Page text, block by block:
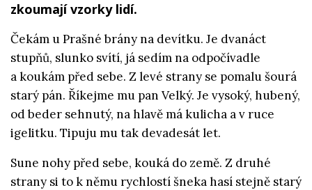
zkoumají vzorky lidí.
Čekám u Prašné brány na devítku. Je dvanáct
stupňů, slunko svítí, já sedím na odpočívadle
a koukám před sebe. Z levé strany se pomalu šourá
starý pán. Říkejme mu pan Velký. Je vysoký, hubený,
od beder sehnutý, na hlavě má kulicha a v ruce
igelitku. Tipuju mu tak devadesát let.
Sune nohy před sebe, kouká do země. Z druhé
strany si to k němu rychlostí šneka hasí stejně starý